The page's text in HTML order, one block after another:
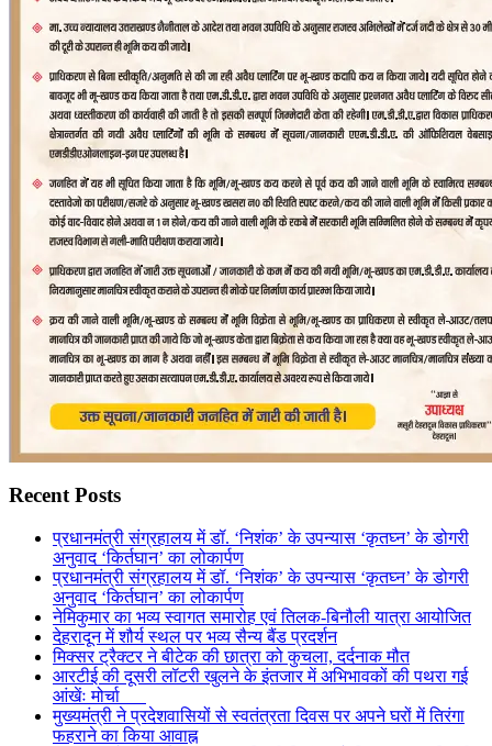
Recent Posts
प्रधानमंत्री संग्रहालय में डॉ. ‘निशंक’ के उपन्यास ‘कृतघ्न’ के डोगरी
अनुवाद ‘किर्तघान’ का लोकार्पण
प्रधानमंत्री संग्रहालय में डॉ. ‘निशंक’ के उपन्यास ‘कृतघ्न’ के डोगरी
अनुवाद ‘किर्तघान’ का लोकार्पण
नेमिकुमार का भव्य स्वागत समारोह एवं तिलक-बिनौली यात्रा आयोजित
देहरादून में शौर्य स्थल पर भव्य सैन्य बैंड प्रदर्शन
मिक्सर ट्रैक्टर ने बीटेक की छात्रा को कुचला, दर्दनाक मौत
आरटीई की दूसरी लॉटरी खुलने के इंतजार में अभिभावकों की पथरा गई
आंखेंः मोर्चा
मुख्यमंत्री ने प्रदेशवासियों से स्वतंत्रता दिवस पर अपने घरों में तिरंगा
फहराने का किया आवाह्न